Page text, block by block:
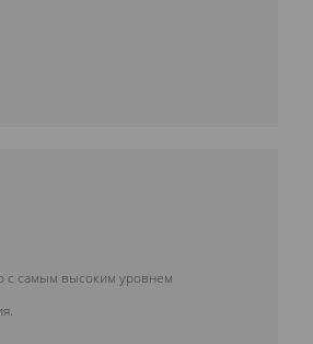
с самым высоким уровнем